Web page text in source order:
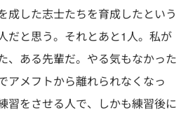
成した志士たちを育成したという
だと思う。それとあと1人。私が
、ある先輩だ。やる気もなかった
アメフトから離れられなくなっ
習をさせる人で、しかも練習後に